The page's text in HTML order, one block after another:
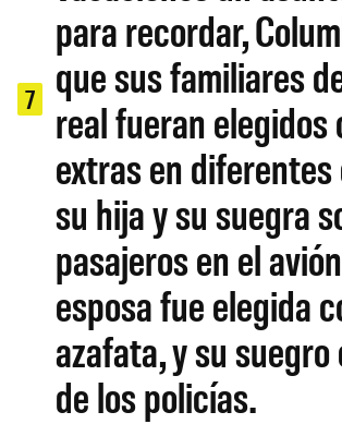
7
para recordar,
que sus familiares
real fueran elegidos
extras en diferentes
su hija y su suegra
pasajeros en el
esposa fue elegida
azafata, y su suegro
de los policías.